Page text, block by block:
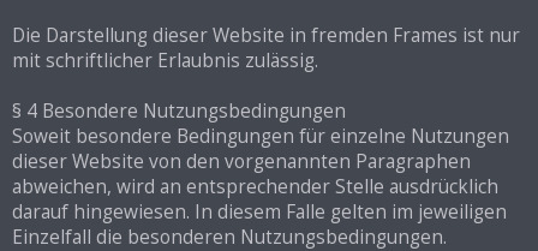
Die Darstellung dieser Website in fremden Frames ist nur
mit schriftlicher Erlaubnis zulässig.
§ 4 Besondere Nutzungsbedingungen
Soweit besondere Bedingungen für einzelne Nutzungen
dieser Website von den vorgenannten Paragraphen
abweichen, wird an entsprechender Stelle ausdrücklich
darauf hingewiesen. In diesem Falle gelten im jeweiligen
Einzelfall die besonderen Nutzungsbedingungen.